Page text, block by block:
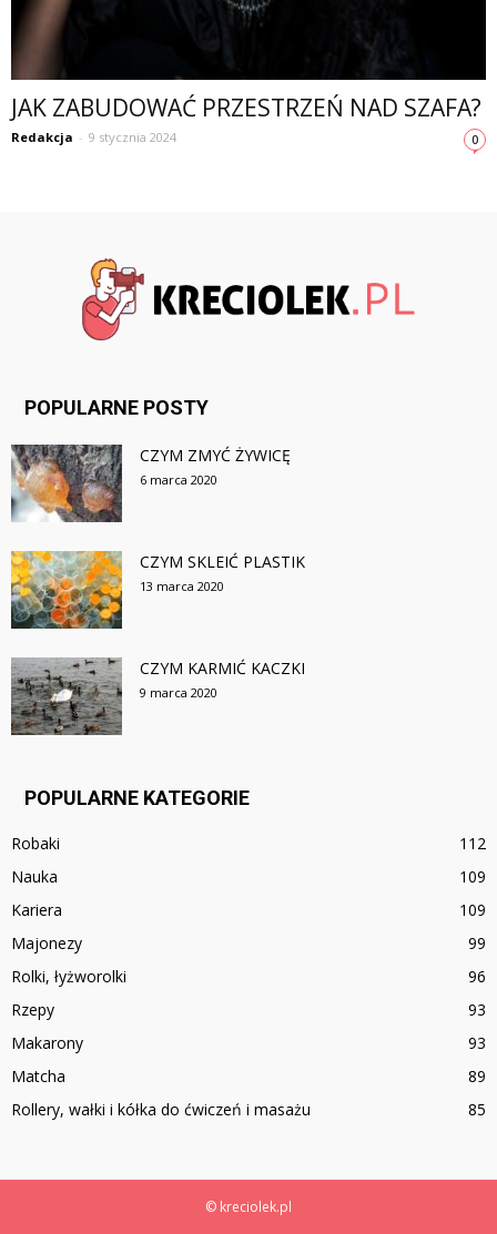
JAK ZABUDOWAĆ PRZESTRZEŃ NAD SZAFA?
Redakcja - 9 stycznia 2024 0
POPULARNE POSTY
CZYM ZMYĆ ŻYWICĘ
6 marca 2020
CZYM SKLEIĆ PLASTIK
13 marca 2020
CZYM KARMIĆ KACZKI
9 marca 2020
POPULARNE KATEGORIE
Robaki
112
Nauka
109
Kariera
109
Majonezy
99
Rolki, łyżworolki
96
Rzepy
93
Makarony
93
Matcha
89
Rollery, wałki i kółka do ćwiczeń i masażu
85
© kreciolek.pl